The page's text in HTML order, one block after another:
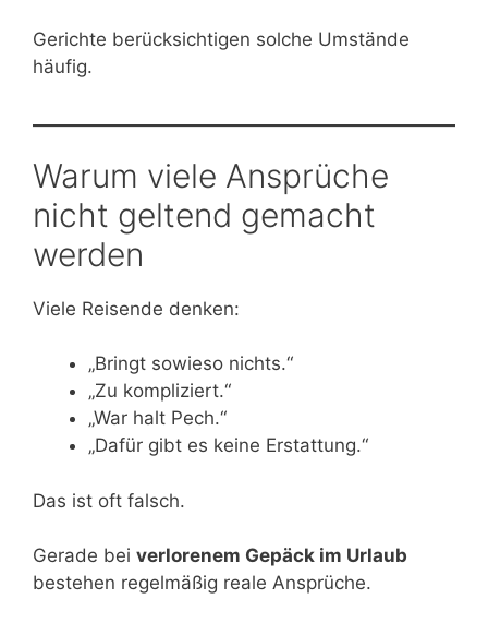
Gerichte berücksichtigen solche Umstände
häufig.
Warum viele Ansprüche
nicht geltend gemacht
werden
Viele Reisende denken:
„Bringt sowieso nichts.“
„Zu kompliziert.“
„War halt Pech.“
„Dafür gibt es keine Erstattung.“
Das ist oft falsch.
Gerade bei verlorenem Gepäck im Urlaub
bestehen regelmäßig reale Ansprüche.